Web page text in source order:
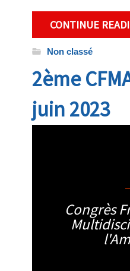
CONTINUE
Non classé
2ème
juin 2023
Congrès